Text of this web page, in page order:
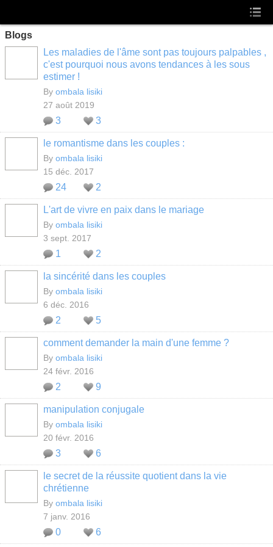
Blogs
Les maladies de l'âme sont pas toujours palpables ,
c'est pourquoi nous avons tendances à les sous
estimer !
By ombala lisiki
27 août 2019
3 3
le romantisme dans les couples :
By ombala lisiki
15 déc. 2017
24 2
L'art de vivre en paix dans le mariage
By ombala lisiki
3 sept. 2017
1 2
la sincérité dans les couples
By ombala lisiki
6 déc. 2016
2 5
comment demander la main d'une femme ?
By ombala lisiki
24 févr. 2016
2 9
manipulation conjugale
By ombala lisiki
20 févr. 2016
3 6
le secret de la réussite quotient dans la vie
chrétienne
By ombala lisiki
7 janv. 2016
0 6